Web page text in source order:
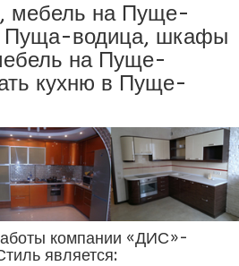
мебель на Пуще-
Пуща-водица, шкафы
на Пуще-
кухню в Пуще-
компании «ДИС»-
является: